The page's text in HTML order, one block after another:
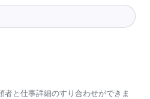
者と仕事詳細のすり合わせができま